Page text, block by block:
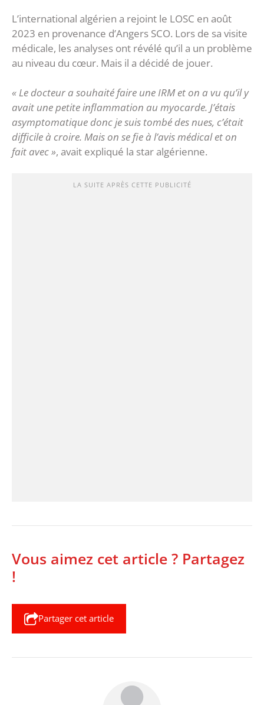
L’international algérien a rejoint le LOSC en août
2023 en provenance d’Angers SCO. Lors de sa visite
médicale, les analyses ont révélé qu’il a un problème
au niveau du cœur. Mais il a décidé de jouer.
« Le docteur a souhaité faire une IRM et on a vu qu’il y
avait une petite inflammation au myocarde. J’étais
asymptomatique donc je suis tombé des nues, c’était
difficile à croire. Mais on se fie à l’avis médical et on
fait avec », avait expliqué la star algérienne.
LA SUITE APRÈS CETTE PUBLICITÉ
Vous aimez cet article ? Partagez
!
Partager cet article